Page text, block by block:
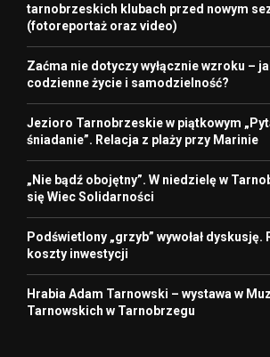
tarnobrzeskich klubach przed nowym
(fotoreportaż oraz video)
Zaćma nie dotyczy wyłącznie wzroku –
codzienne życie i samodzielność?
Jezioro Tarnobrzeskie w piątkowym
śniadanie”. Relacja z plaży przy Marinie
„Nie bądź obojętny”. W niedzielę w
się Wiec Solidarności
Podświetlony „grzyb” wywołał dyskusję.
koszty inwestycji
Hrabia Adam Tarnowski – wystawa w
Tarnowskich w Tarnobrzegu